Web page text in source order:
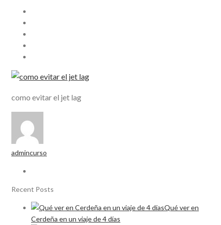
como evitar el jet lag
admincurso
Recent Posts
Qué ver en
Cerdeña en un viaje de 4 días